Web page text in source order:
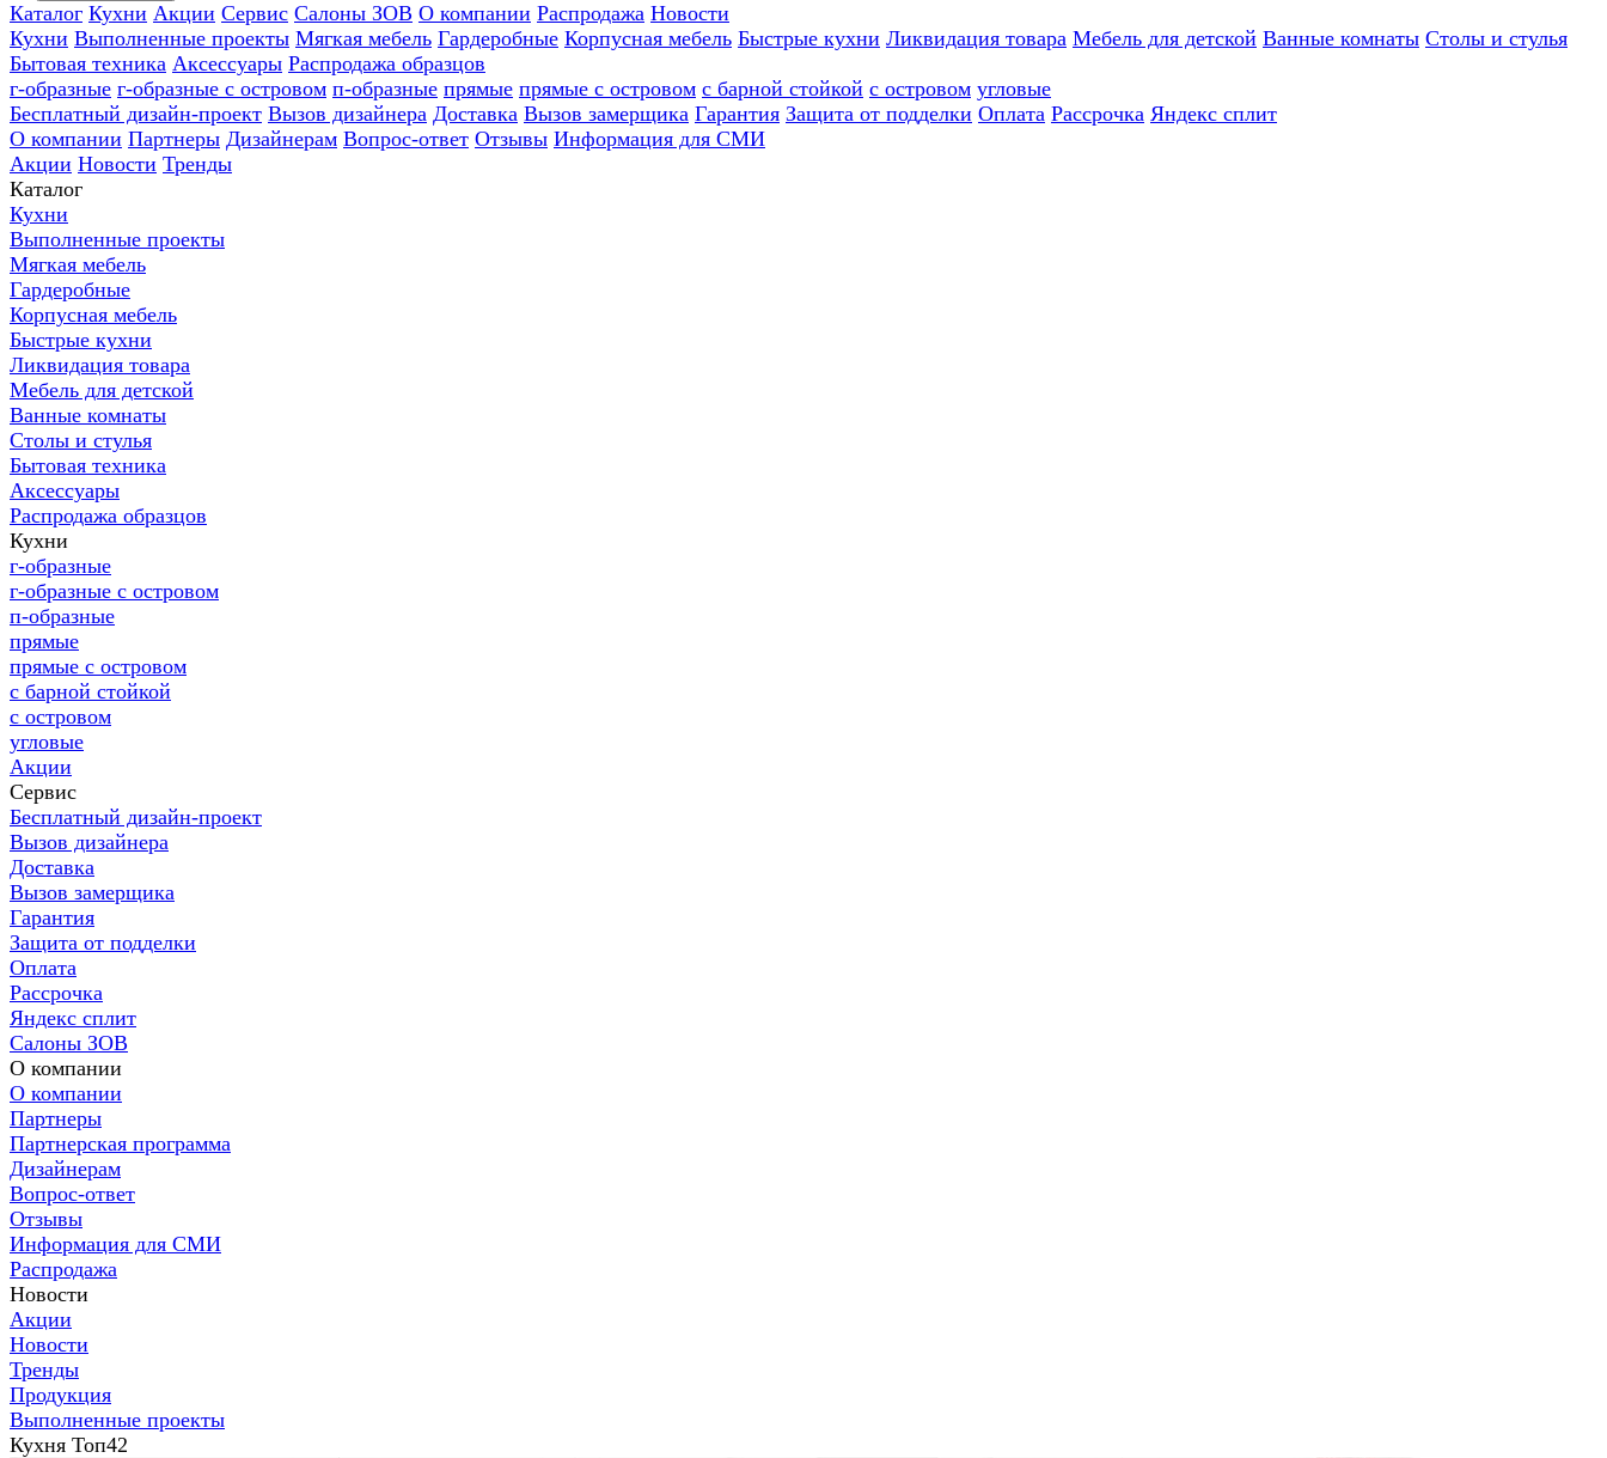
Каталог Кухни Акции Сервис Салоны ЗОВ О компании Распродажа Новости
Кухни Выполненные проекты Мягкая мебель Гардеробные Корпусная мебель Быстрые кухни Ликвидация товара Мебель для детской Ванные комнаты Столы и стулья
Бытовая техника Аксессуары Распродажа образцов
г-образные г-образные с островом п-образные прямые прямые с островом с барной стойкой с островом угловые
Бесплатный дизайн-проект Вызов дизайнера Доставка Вызов замерщика Гарантия Защита от подделки Оплата Рассрочка Яндекс сплит
О компании Партнеры Дизайнерам Вопрос-ответ Отзывы Информация для СМИ
Акции Новости Тренды
Каталог
Кухни
Выполненные проекты
Мягкая мебель
Гардеробные
Корпусная мебель
Быстрые кухни
Ликвидация товара
Мебель для детской
Ванные комнаты
Столы и стулья
Бытовая техника
Аксессуары
Распродажа образцов
Кухни
г-образные
г-образные с островом
п-образные
прямые
прямые с островом
с барной стойкой
с островом
угловые
Акции
Сервис
Бесплатный дизайн-проект
Вызов дизайнера
Доставка
Вызов замерщика
Гарантия
Защита от подделки
Оплата
Рассрочка
Яндекс сплит
Салоны ЗОВ
О компании
О компании
Партнеры
Партнерская программа
Дизайнерам
Вопрос-ответ
Отзывы
Информация для СМИ
Распродажа
Новости
Акции
Новости
Тренды
Продукция
Выполненные проекты
Кухня Топ42